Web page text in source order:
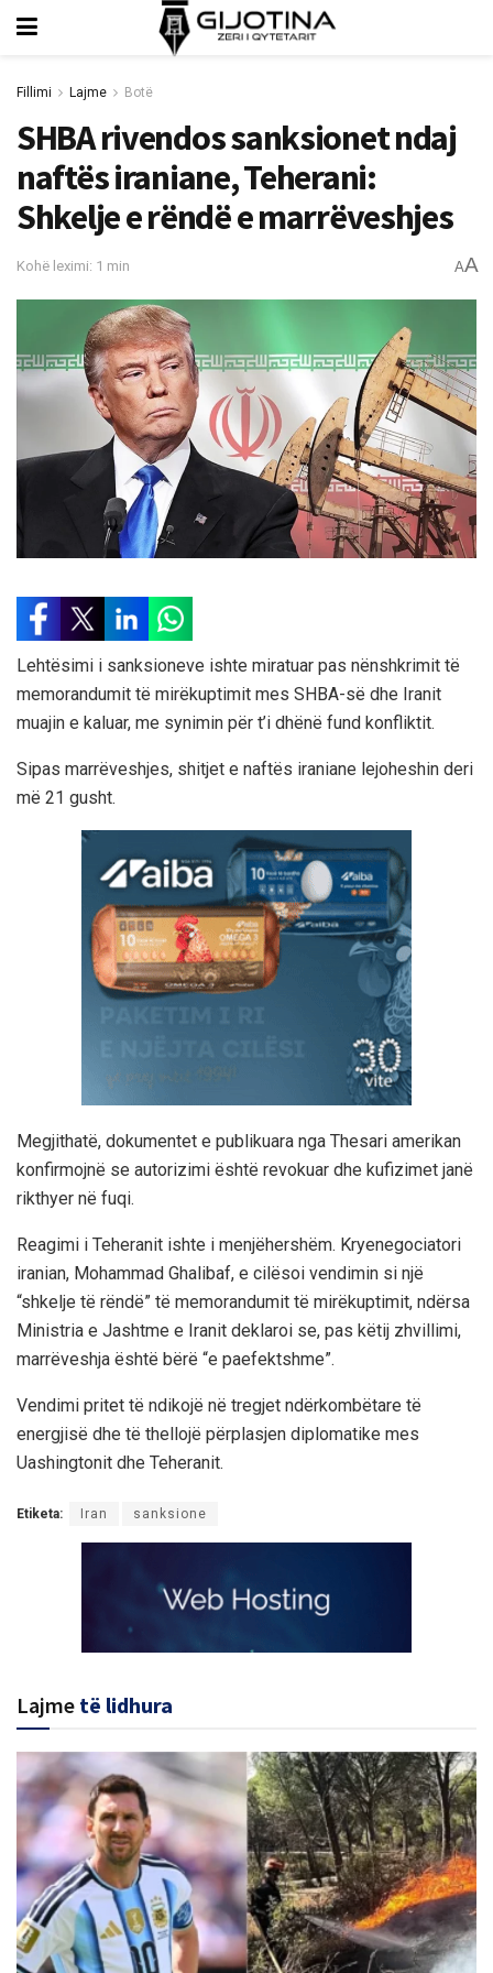
Fillimi Lajme Botë
SHBA rivendos sanksionet ndaj
naftës iraniane, Teherani:
Shkelje e rëndë e marrëveshjes
Kohë leximi: 1 min AA
Lehtësimi i sanksioneve ishte miratuar pas nënshkrimit të
memorandumit të mirëkuptimit mes SHBA-së dhe Iranit
muajin e kaluar, me synimin për t’i dhënë fund konfliktit.
Sipas marrëveshjes, shitjet e naftës iraniane lejoheshin deri
më 21 gusht.
Megjithatë, dokumentet e publikuara nga Thesari amerikan
konfirmojnë se autorizimi është revokuar dhe kufizimet janë
rikthyer në fuqi.
Reagimi i Teheranit ishte i menjëhershëm. Kryenegociatori
iranian, Mohammad Ghalibaf, e cilësoi vendimin si një
“shkelje të rëndë” të memorandumit të mirëkuptimit, ndërsa
Ministria e Jashtme e Iranit deklaroi se, pas këtij zhvillimi,
marrëveshja është bërë “e paefektshme”.
Vendimi pritet të ndikojë në tregjet ndërkombëtare të
energjisë dhe të thellojë përplasjen diplomatike mes
Uashingtonit dhe Teheranit.
Etiketa: Iran sanksione
Lajme të lidhura